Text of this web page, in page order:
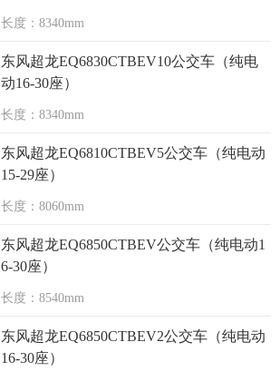
长度：8340mm
东风超龙EQ6830CTBEV10公交车（纯电
动16-30座）
长度：8340mm
东风超龙EQ6810CTBEV5公交车（纯电动
15-29座）
长度：8060mm
东风超龙EQ6850CTBEV公交车（纯电动1
6-30座）
长度：8540mm
东风超龙EQ6850CTBEV2公交车（纯电动
16-30座）